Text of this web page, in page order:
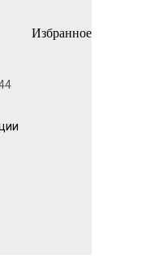
Избранное